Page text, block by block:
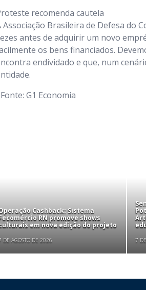
recomenda cautela
Associação Brasileira de Defesa do
antes de adquirir um novo
os bens financiados.
endividado e que, num
G1 Economia
Cashback: Sistema
RN promove shows
em nova edição do projeto
DE AGOSTO DE 2026 7